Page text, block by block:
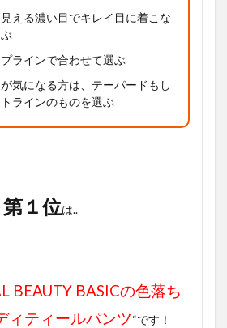
える濃い目でキレイ目に着こな
ラインで合わせて選ぶ
気になる方は、テーパードもし
ラインのものを選ぶ
第１位は..
BEAUTY BASICの色落ち
ィティールパンツ“です！